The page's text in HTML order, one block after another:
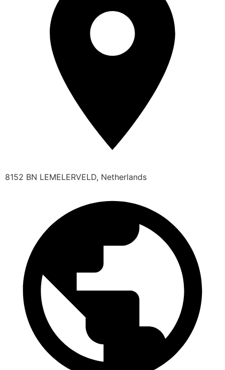
8152 BN LEMELERVELD, Netherlands